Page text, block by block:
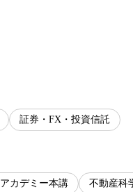
証券・FX・投資信託
カデミー本講 不動産科